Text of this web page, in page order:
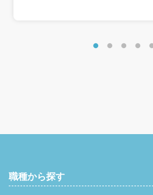
職種から探す